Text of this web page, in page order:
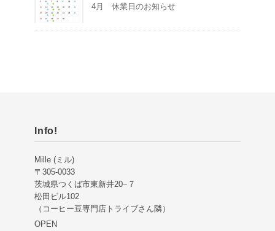
4月 休業日のお知らせ
Info!
Mille (ミル)
〒305-0033
茨城県つくば市東新井20−７
松田ビル102
（コーヒー豆専門店トライブさん隣）
OPEN